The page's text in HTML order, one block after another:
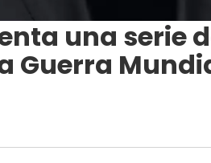
una serie
Guerra